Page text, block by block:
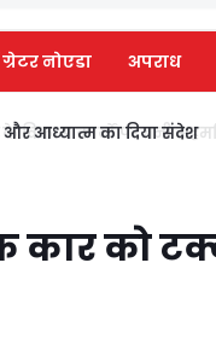
नोएडा अपराध
और आध्यात्म का दिया संदेश
कार को